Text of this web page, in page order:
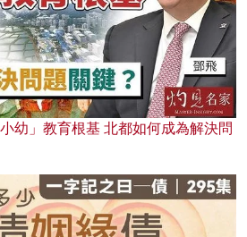
幼」教育根基 北都如何成為解決問